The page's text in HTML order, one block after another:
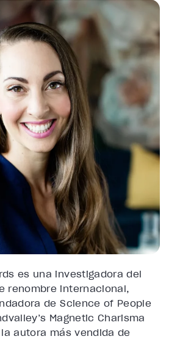
es una investigadora del
renombre internacional,
de Science of People
Magnetic Charisma
autora más vendida de